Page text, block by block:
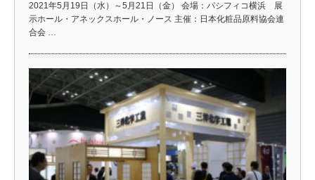
2021年5月19日（水）～5月21日（金） 会場：パシフィコ横浜 展
示ホール・アネックスホール・ノース 主催：日本化粧品原料協会連
合会 …